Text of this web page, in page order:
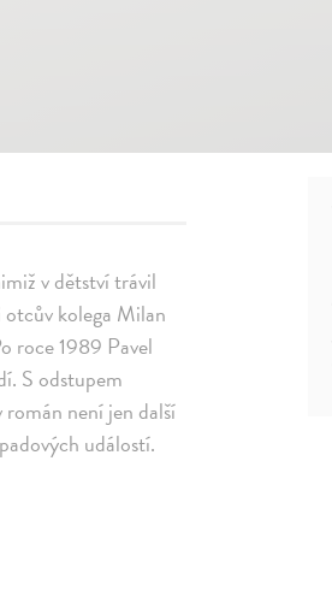
v dětství trávil
otcův kolega Milan
roce 1989 Pavel
S odstupem
není jen další
událostí.